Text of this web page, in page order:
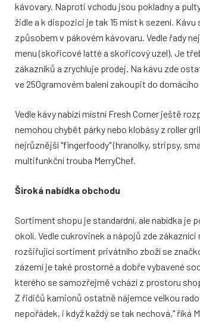
kávovary. Naproti vchodu jsou pokladny a
židle a k dispozici je tak 15 míst k sezení.
způsobem v pákovém kávovaru. Vedle řady
menu (skořicové latté a skořicový uzel). Je
zákazníků a zrychluje prodej. Na kávu zde
ve 250gramovém balení zakoupit do
Vedle kávy nabízí místní Fresh Corner ještě
nemohou chybět párky nebo klobásy z roller
nejrůznější "fingerfoody" (hranolky, stripsy,
multifunkční trouba MerryChef.
Široká nabídka obchodu
Sortiment shopu je standardní, ale nabídka je
okolí. Vedle cukrovinek a nápojů zde
rozšiřující sortiment privátního zboží se
zázemí je také prostorné a dobře vybavené
kterého se samozřejmě vchází z prostoru
Z řidičů kamionů ostatně nájemce velkou
nepořádek, i když každý se tak nechová," říká